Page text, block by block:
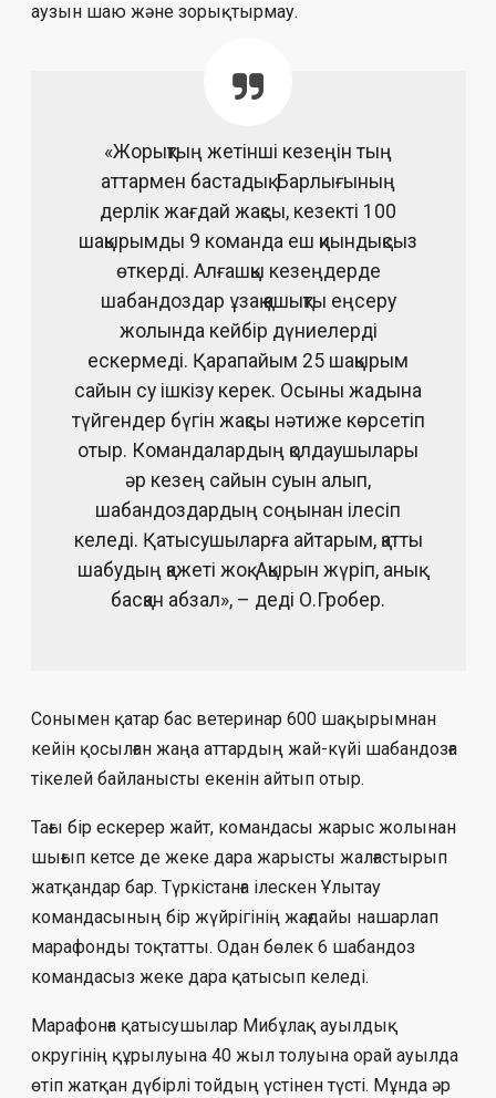
аузын шаю және зорықтырмау.
«Жорықтың жетінші кезеңін тың
аттармен бастадық. Барлығының
дерлік жағдай жақсы, кезекті 100
шақырымды 9 команда еш қиындықсыз
өткерді. Алғашқы кезеңдерде
шабандоздар ұзақ қашықты еңсеру
жолында кейбір дүниелерді
ескермеді. Қарапайым 25 шақырым
сайын су ішкізу керек. Осыны жадына
түйгендер бүгін жақсы нәтиже көрсетіп
отыр. Командалардың қолдаушылары
әр кезең сайын суын алып,
шабандоздардың соңынан ілесіп
келеді. Қатысушыларға айтарым, қатты
шабудың қажеті жоқ. Ақырын жүріп, анық
басқан абзал», – деді О.Гробер.
Сонымен қатар бас ветеринар 600 шақырымнан
кейін қосылған жаңа аттардың жай-күйі шабандозға
тікелей байланысты екенін айтып отыр.
Тағы бір ескерер жайт, командасы жарыс жолынан
шығып кетсе де жеке дара жарысты жалғастырып
жатқандар бар. Түркістанға ілескен Ұлытау
командасының бір жүйрігінің жағдайы нашарлап
марафонды тоқтатты. Одан бөлек 6 шабандоз
командасыз жеке дара қатысып келеді.
Марафонға қатысушылар Мибұлақ ауылдық
округінің құрылуына 40 жыл толуына орай ауылда
өтіп жатқан дүбірлі тойдың үстінен түсті. Мұнда әр